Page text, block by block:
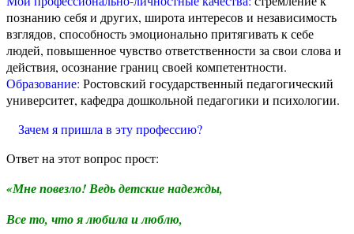
познанию себя и других, широта интересов и независимость
взглядов, способность эмоционально притягивать к себе
людей, повышенное чувство ответственности за свои слова и
действия, осознание границ своей компетентности.
Образование: Ростовский государственный педагогический
университет, кафедра дошкольной педагогики и психологии.
Зачем я пришла в эту профессию?
Ответ на этот вопрос прост:
«Мне повезло! Ведь детские надежды,
Все то, что я любила и люблю,